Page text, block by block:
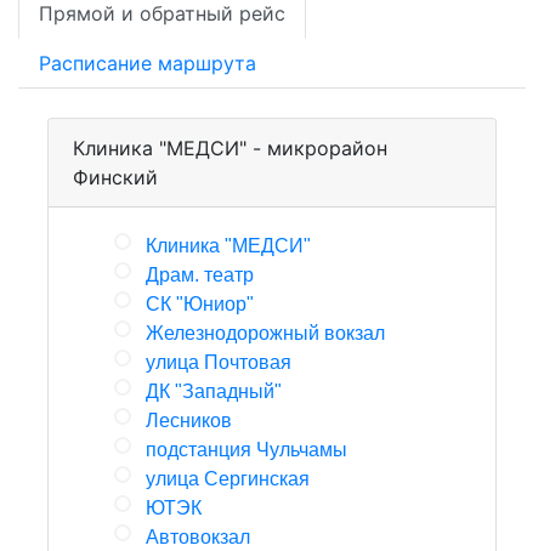
Прямой и обратный рейс
Расписание маршрута
Клиника "МЕДСИ" - микрорайон
Финский
Клиника "МЕДСИ"
Драм. театр
СК "Юниор"
Железнодорожный вокзал
улица Почтовая
ДК "Западный"
Лесников
подстанция Чульчамы
улица Сергинская
ЮТЭК
Автовокзал